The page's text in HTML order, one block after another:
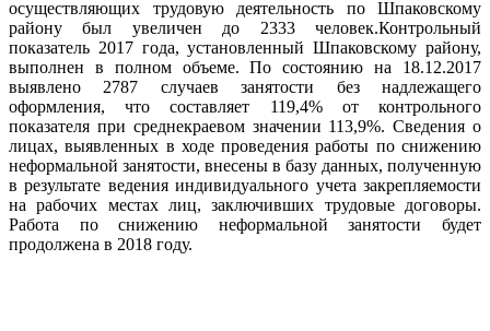
осуществляющих трудовую деятельность по Шпаковскому
району был увеличен до 2333 человек.Контрольный
показатель 2017 года, установленный Шпаковскому району,
выполнен в полном объеме. По состоянию на 18.12.2017
выявлено 2787 случаев занятости без надлежащего
оформления, что составляет 119,4% от контрольного
показателя при среднекраевом значении 113,9%. Сведения о
лицах, выявленных в ходе проведения работы по снижению
неформальной занятости, внесены в базу данных, полученную
в результате ведения индивидуального учета закрепляемости
на рабочих местах лиц, заключивших трудовые договоры.
Работа по снижению неформальной занятости будет
продолжена в 2018 году.